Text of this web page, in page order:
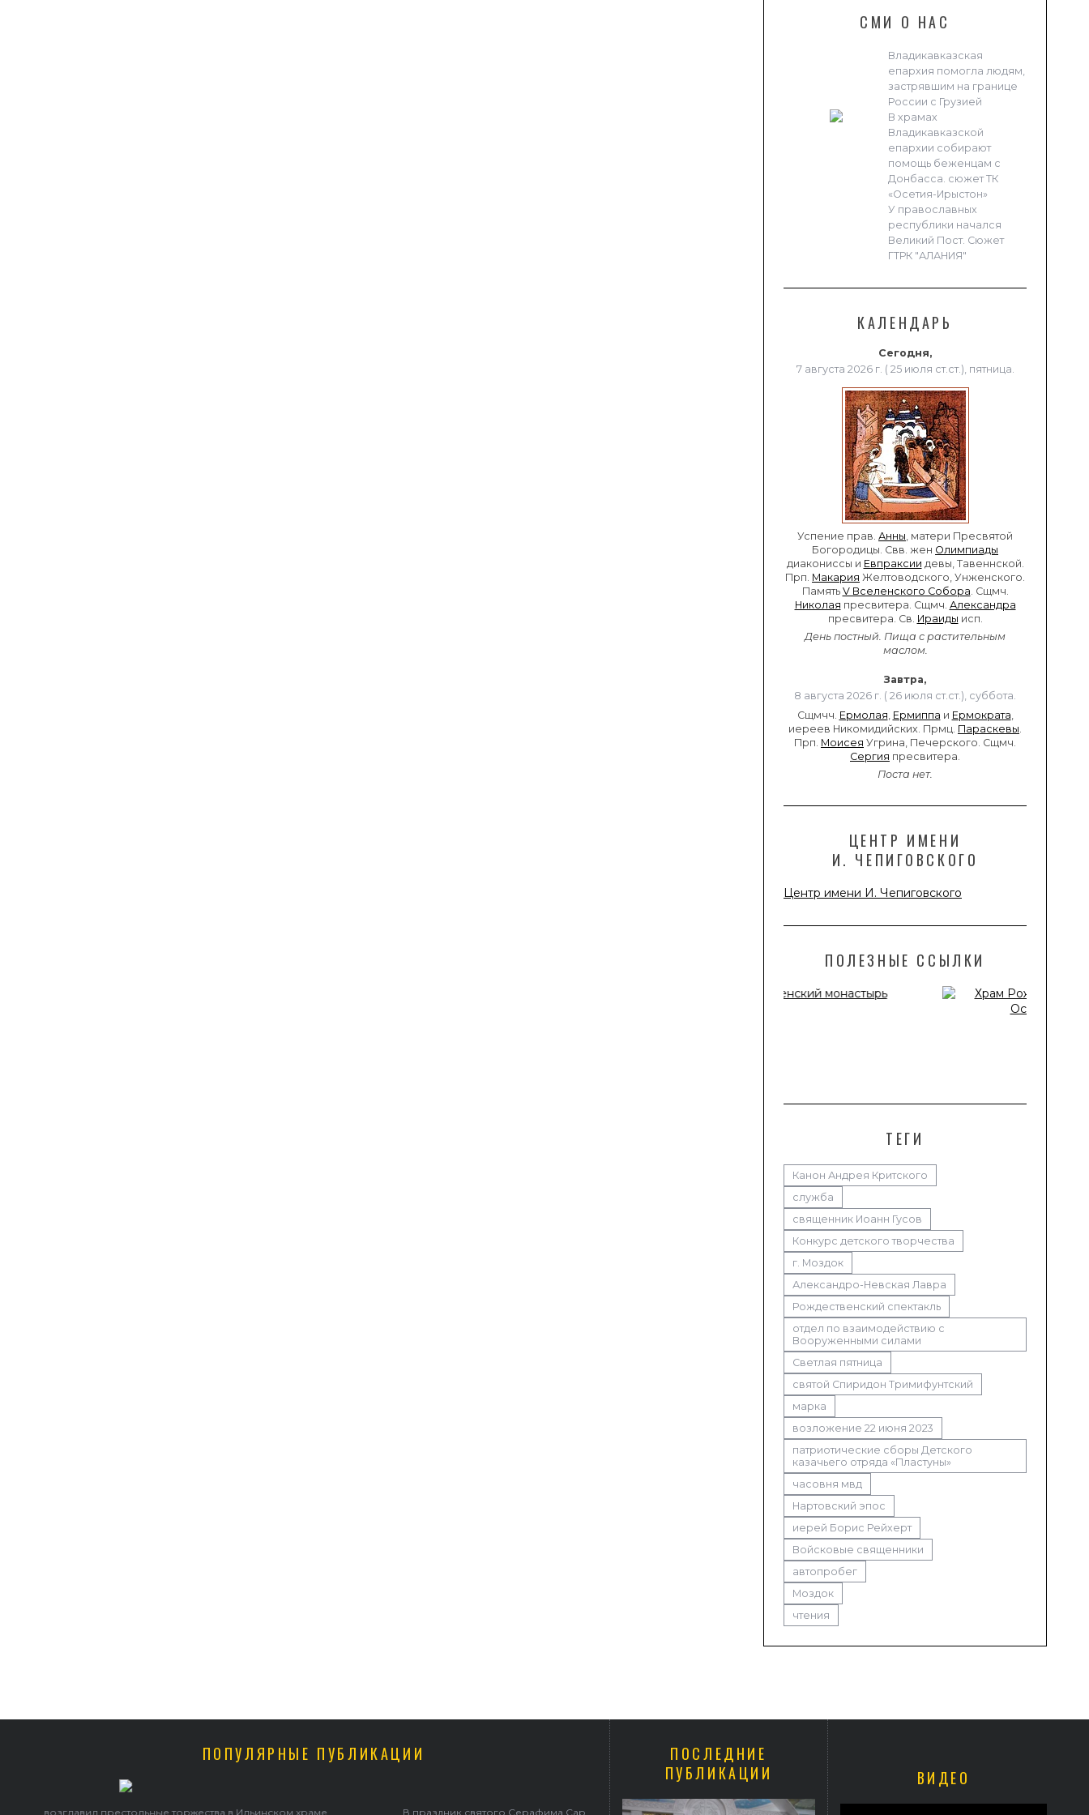
СМИ О НАС
Владикавказская
епархия помогла людям,
застрявшим на границе
России с Грузией
В храмах
Владикавказской
епархии собирают
помощь беженцам с
Донбасса. сюжет ТК
«Осетия-Ирыстон»
У православных
республики начался
Великий Пост. Сюжет
ГТРК "АЛАНИЯ"
КАЛЕНДАРЬ
Сегодня,
7 августа 2026 г. ( 25 июля ст.ст.), пятница.
Успение прав. Анны , матери Пресвятой
Богородицы. Свв. жен Олимпиады
диакониссы и Евпраксии девы, Тавеннской.
Прп. Макария Желтоводского, Унженского.
Память V Вселенского Собора . Сщмч.
Николая пресвитера. Сщмч. Александра
пресвитера. Св. Ираиды исп.
День постный. Пища с растительным
маслом.
Завтра,
8 августа 2026 г. ( 26 июля ст.ст.), суббота.
Сщмчч. Ермолая Ермиппа и Ермократа
иереев Никомидийских. Прмц. Параскевы
Прп. Моисея Угрина, Печерского. Сщмч.
Сергия пресвитера.
Поста нет.
ЦЕНТР ИМЕНИ
И. ЧЕПИГОВСКОГО
Центр имени И. Чепиговского
ПОЛЕЗНЫЕ ССЫЛКИ
ТЕГИ
Канон Андрея Критского
служба
священник Иоанн Гусов
Конкурс детского творчества
г. Моздок
Александро-Невская Лавра
Рождественский спектакль
отдел по взаимодействию с
Вооруженными силами
Светлая пятница
святой Спиридон Тримифунтский
марка
возложение 22 июня 2023
патриотические сборы Детского
казачьего отряда «Пластуны»
часовня мвд
Нартовский эпос
иерей Борис Рейхерт
Войсковые священники
автопробег
Моздок
чтения
ПОПУЛЯРНЫЕ ПУБЛИКАЦИИ
В праздник святого Серафима Саровского архиепископ Герасим совершил Литургию в Покровском
ПОСЛЕДНИЕ
ПУБЛИКАЦИИ
ВИДЕО